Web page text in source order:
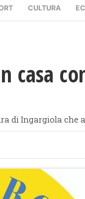
CULTURA
casa
di Ingargiola